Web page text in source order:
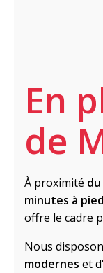
En
de
À proximité
minutes à
offre le cadre
Nous
modernes et d'